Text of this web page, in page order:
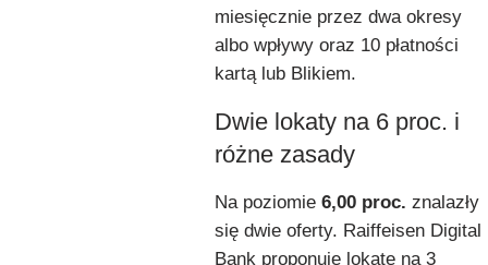
miesięcznie przez dwa okresy
albo wpływy oraz 10 płatności
kartą lub Blikiem.
Dwie lokaty na 6 proc. i
różne zasady
Na poziomie 6,00 proc. znalazły
się dwie oferty. Raiffeisen Digital
Bank proponuje lokatę na 3